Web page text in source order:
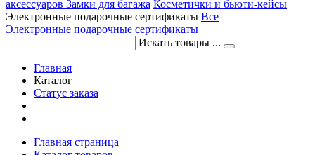
аксессуаров Замки для багажа Косметички и бьюти-кейсы
Электронные подарочные сертификаты Все
Электронные подарочные сертификаты
Искать товары ...
Главная
Каталог
Статус заказа
Главная страница